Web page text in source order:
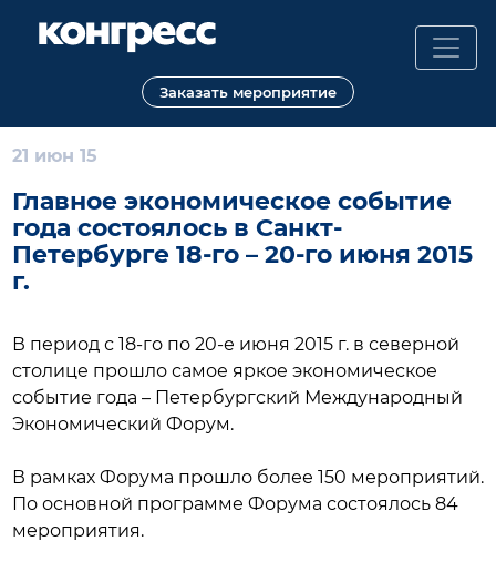
Заказать мероприятие
21 июн 15
Главное экономическое событие
года состоялось в Санкт-
Петербурге 18-го – 20-го июня 2015
г.
В период с 18-го по 20-е июня 2015 г. в северной
столице прошло самое яркое экономическое
событие года – Петербургский Международный
Экономический Форум.
В рамках Форума прошло более 150 мероприятий.
По основной программе Форума состоялось 84
мероприятия.